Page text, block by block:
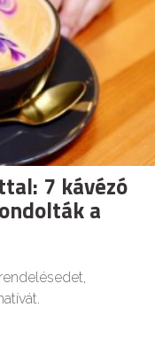
7 kávézó
a